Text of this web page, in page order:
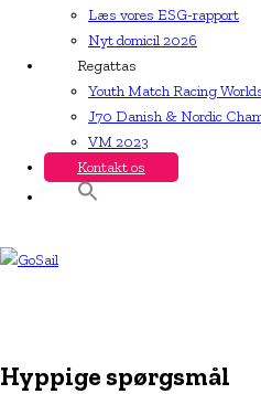
Læs vores ESG-rapport
Nyt domicil 2026
Regattas
Youth Match Racing
J70 Danish & Nordic
VM 2023
Kontakt os
Hyppige spørgsmål